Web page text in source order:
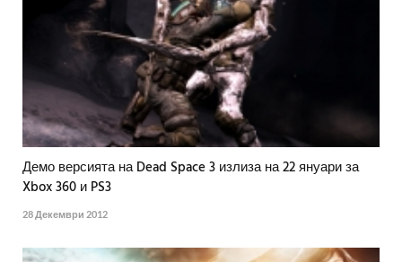
Демо версията на Dead Space 3 излиза на 22 януари за
Xbox 360 и PS3
28 Декември 2012